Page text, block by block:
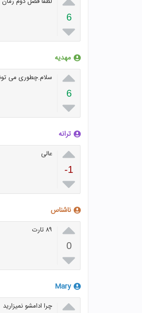
6

مهدیه

6

سلام.چطوری می
ترانه

-1

عالی
ناشناس

0

۸۹ تارت
Mary
 چرا ادامشو نمیزارید